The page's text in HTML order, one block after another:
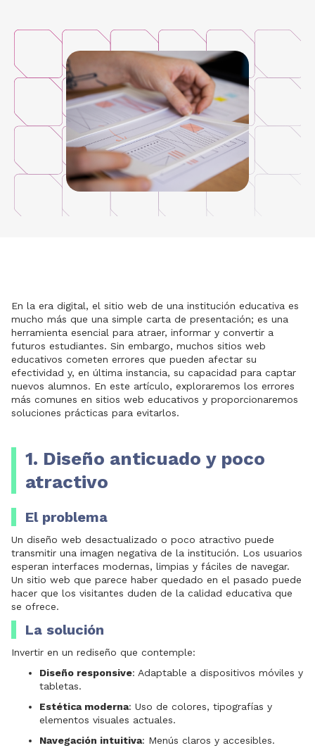
En la era digital, el sitio web de una institución educativa es
mucho más que una simple carta de presentación; es una
herramienta esencial para atraer, informar y convertir a
futuros estudiantes. Sin embargo, muchos sitios web
educativos cometen errores que pueden afectar su
efectividad y, en última instancia, su capacidad para captar
nuevos alumnos. En este artículo, exploraremos los errores
más comunes en sitios web educativos y proporcionaremos
soluciones prácticas para evitarlos.
1. Diseño anticuado y poco
atractivo
El problema
Un diseño web desactualizado o poco atractivo puede
transmitir una imagen negativa de la institución. Los usuarios
esperan interfaces modernas, limpias y fáciles de navegar.
Un sitio web que parece haber quedado en el pasado puede
hacer que los visitantes duden de la calidad educativa que
se ofrece.
La solución
Invertir en un rediseño que contemple:
Diseño responsive: Adaptable a dispositivos móviles y
tabletas.
Estética moderna: Uso de colores, tipografías y
elementos visuales actuales.
Navegación intuitiva: Menús claros y accesibles.